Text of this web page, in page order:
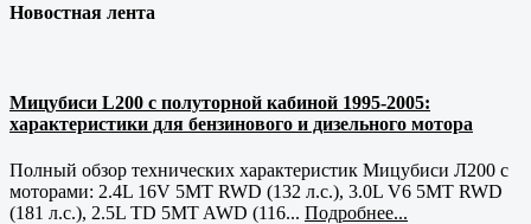
Новостная лента
Мицубиси L200 с полуторной кабиной 1995-2005:
характеристики для бензинового и дизельного мотора
Полный обзор технических характеристик Мицубиси Л200 с
моторами: 2.4L 16V 5MT RWD (132 л.с.), 3.0L V6 5MT RWD
(181 л.с.), 2.5L TD 5MT AWD (116... Подробнее...